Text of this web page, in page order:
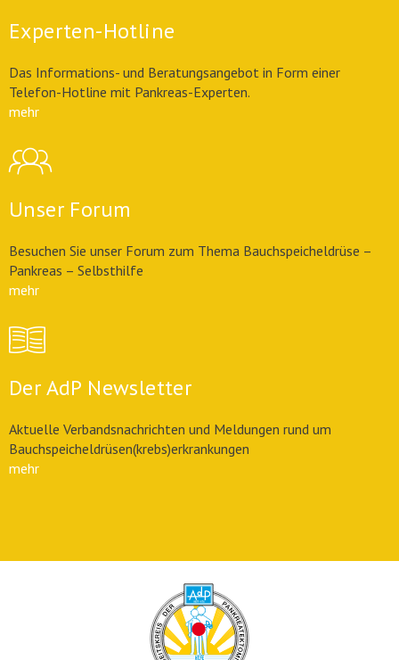
Experten-Hotline
Das Informations- und Beratungsangebot in Form einer
Telefon-Hotline mit Pankreas-Experten.
mehr
Unser Forum
Besuchen Sie unser Forum zum Thema Bauchspeicheldrüse –
Pankreas – Selbsthilfe
mehr
Der AdP Newsletter
Aktuelle Verbandsnachrichten und Meldungen rund um
Bauchspeicheldrüsen(krebs)erkrankungen
mehr